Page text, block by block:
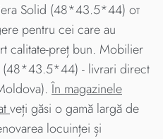
Solid (48*43.5*44) от
pentru cei care au
calitate-preț bun. Mobilier
- livrari direct
În magazinele
veți găsi o gamă largă de
locuinței și